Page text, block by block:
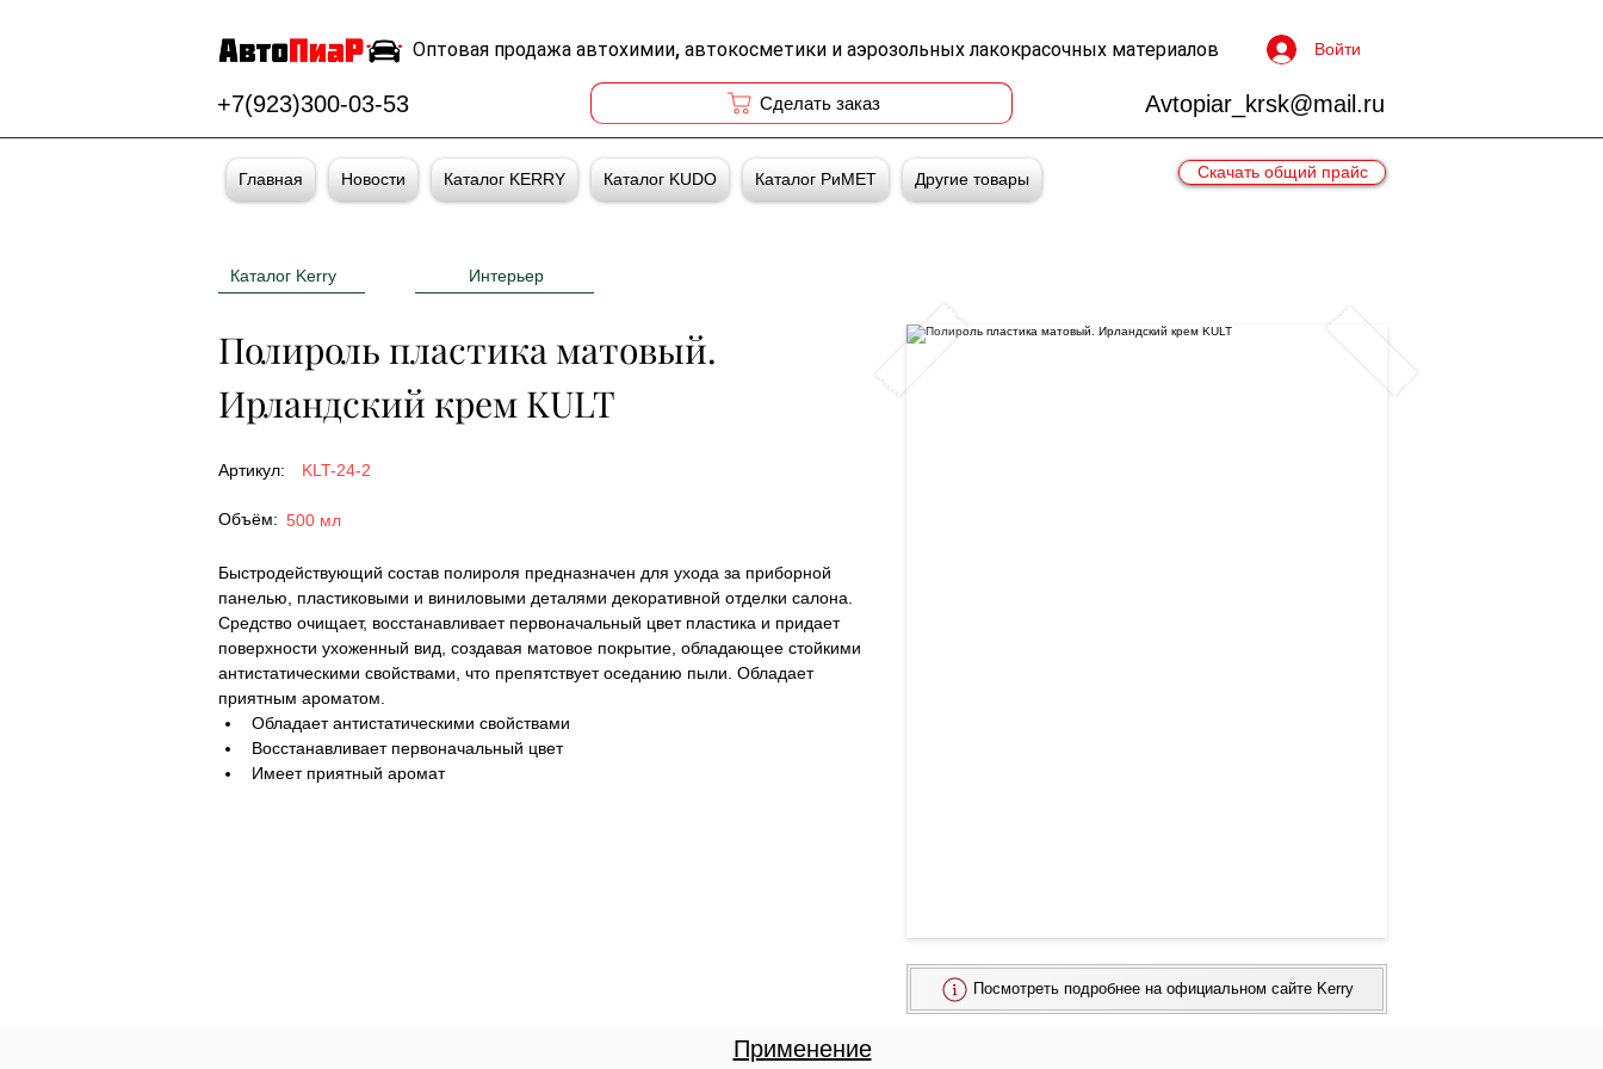
Оптовая продажа автохимии, автокосметики и аэрозольных лакокрасочных материалов Войти
+7(923)300-03-53 Cделать заказ Avtopiar_krsk@mail.ru
Главная Новости Каталог KERRY Каталог KUDO Каталог РиМЕТ Другие товары Скачать общий прайс
Каталог Kerry Интерьер
Полироль пластика матовый.
Ирландский крем KULT
Артикул: KLT-24-2
Объём: 500 мл
Быстродействующий состав полироля предназначен для ухода за приборной
панелью, пластиковыми и виниловыми деталями декоративной отделки салона.
Средство очищает, восстанавливает первоначальный цвет пластика и придает
поверхности ухоженный вид, создавая матовое покрытие, обладающее стойкими
антистатическими свойствами, что препятствует оседанию пыли. Обладает
приятным ароматом.
Обладает антистатическими свойствами
Восстанавливает первоначальный цвет
Имеет приятный аромат
Посмотреть подробнее на официальном сайте Kerry
Применение